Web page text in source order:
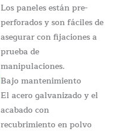
Los paneles están pre-
perforados y son fáciles de
asegurar con fijaciones a
prueba de
manipulaciones.
Bajo mantenimiento
El acero galvanizado y el
acabado con
recubrimiento en polvo